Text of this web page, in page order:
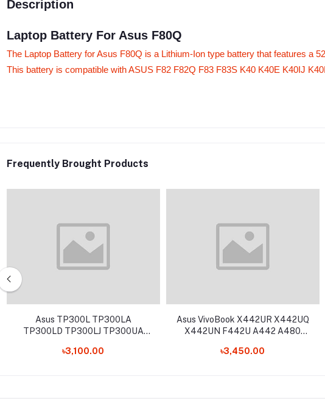
Description
Laptop Battery For Asus F80Q
The Laptop Battery for Asus F80Q is a Lithium-Ion type battery that features a
This battery is compatible with ASUS F82 F82Q F83 F83S K40 K40E K40IJ
Frequently Brought Products
Asus TP300L TP300LA
TP300LD TP300LJ TP300UA
UX303LA UX303LB UX303LN
৳3,100.00
Asus VivoBook X442UR X442UQ
X442UN F442U A442 A480
Battery
৳3,450.00